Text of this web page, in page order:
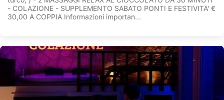
- COLAZIONE - SUPPLEMENTO SABATO PONTI E FESTIVITA' €
30,00 A COPPIA Informazioni importan...